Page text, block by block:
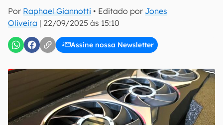
Por Raphael Giannotti • Editado por Jones
Oliveira | 22/09/2025 às 15:10
Assine nossa Newsletter
inscreva-se
Confirmo que li, aceito e concordo com os Termos de
Uso e Política de Privacidade do Canaltech.